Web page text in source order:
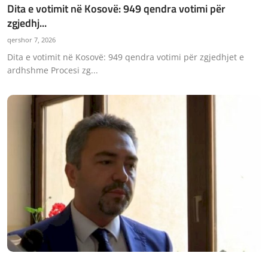
Dita e votimit në Kosovë: 949 qendra votimi për
zgjedhj...
qershor 7, 2026
Dita e votimit në Kosovë: 949 qendra votimi për zgjedhjet e
ardhshme Procesi zg...